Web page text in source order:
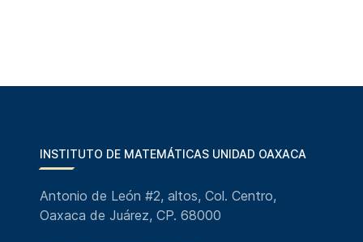
INSTITUTO DE MATEMÁTICAS UNIDAD OAXACA
Antonio de León #2, altos, Col. Centro,
Oaxaca de Juárez, CP. 68000